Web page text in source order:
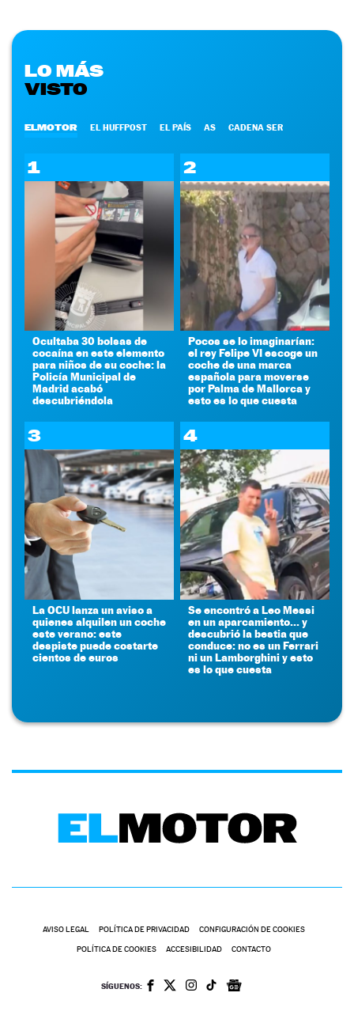
LO MÁS
VISTO
ELMOTOR EL HUFFPOST EL PAÍS AS CADENA SER
1
Ocultaba 30 bolsas de
cocaína en este elemento
para niños de su coche: la
Policía Municipal de
Madrid acabó
descubriéndola
2
Pocos se lo imaginarían:
el rey Felipe VI escoge un
coche de una marca
española para moverse
por Palma de Mallorca y
esto es lo que cuesta
3
La OCU lanza un aviso a
quienes alquilen un coche
este verano: este
despiste puede costarte
cientos de euros
4
Se encontró a Leo Messi
en un aparcamiento... y
descubrió la bestia que
conduce: no es un Ferrari
ni un Lamborghini y esto
es lo que cuesta
AVISO LEGAL POLÍTICA DE PRIVACIDAD CONFIGURACIÓN DE COOKIES
POLÍTICA DE COOKIES ACCESIBILIDAD CONTACTO
SÍGUENOS: